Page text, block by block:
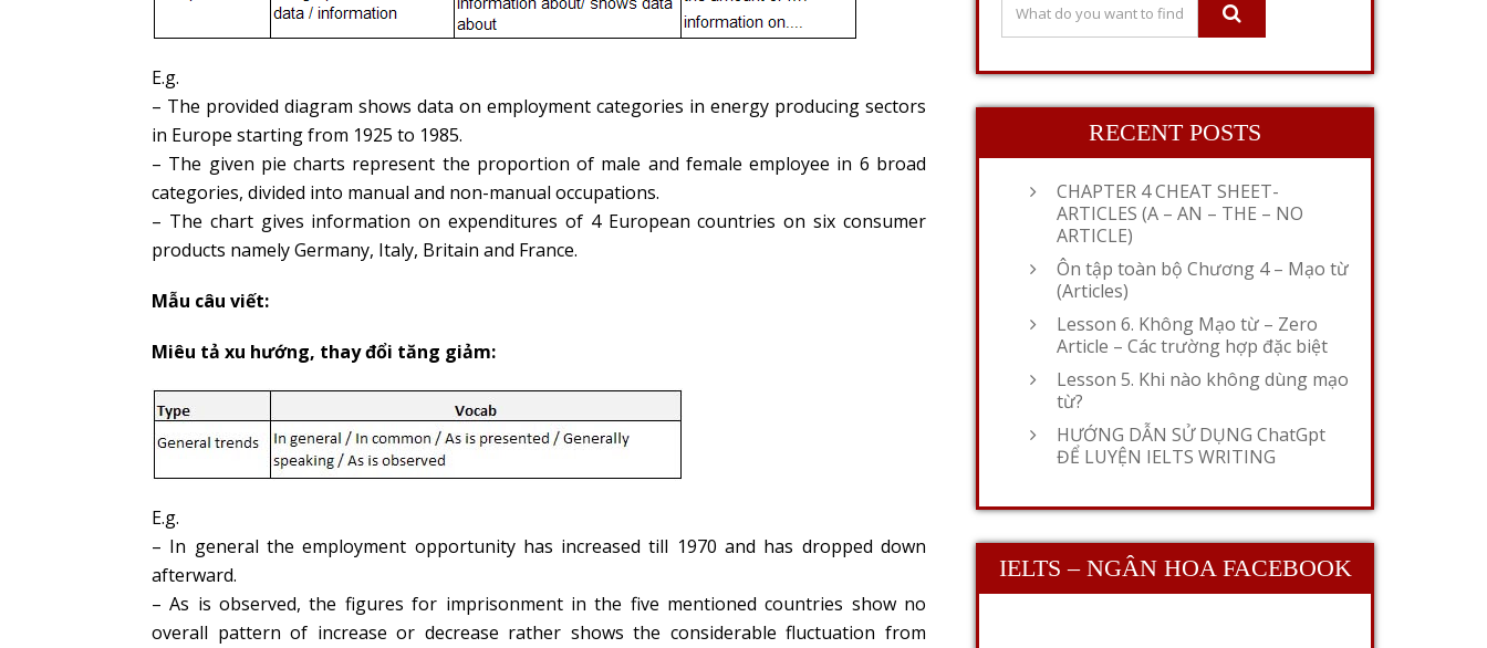
E.g.
– The provided diagram shows data on employment categories in energy producing sectors
in Europe starting from 1925 to 1985.
– The given pie charts represent the proportion of male and female employee in 6 broad
categories, divided into manual and non-manual occupations.
– The chart gives information on expenditures of 4 European countries on six consumer
products namely Germany, Italy, Britain and France.
Mẫu câu viết:
Miêu tả xu hướng, thay đổi tăng giảm:
E.g.
– In general the employment opportunity has increased till 1970 and has dropped down
afterward.
– As is observed, the figures for imprisonment in the five mentioned countries show no
overall pattern of increase or decrease rather shows the considerable fluctuation from
RECENT POSTS
CHAPTER 4 CHEAT SHEET-
ARTICLES (A – AN – THE – NO
ARTICLE)
Ôn tập toàn bộ Chương 4 – Mạo từ
(Articles)
Lesson 6. Không Mạo từ – Zero
Article – Các trường hợp đặc biệt
Lesson 5. Khi nào không dùng mạo
từ?
HƯỚNG DẪN SỬ DỤNG ChatGpt
ĐỂ LUYỆN IELTS WRITING
IELTS – NGÂN HOA FACEBOOK